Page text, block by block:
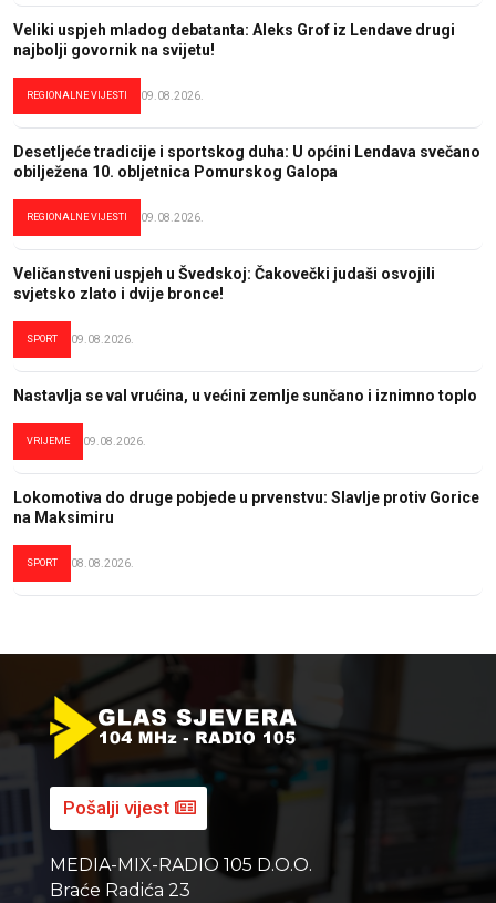
Veliki uspjeh mladog debatanta: Aleks Grof iz Lendave drugi
najbolji govornik na svijetu!
REGIONALNE VIJESTI 09.08.2026.
Desetljeće tradicije i sportskog duha: U općini Lendava svečano
obilježena 10. obljetnica Pomurskog Galopa
REGIONALNE VIJESTI 09.08.2026.
Veličanstveni uspjeh u Švedskoj: Čakovečki judaši osvojili
svjetsko zlato i dvije bronce!
SPORT 09.08.2026.
Nastavlja se val vrućina, u većini zemlje sunčano i iznimno toplo
VRIJEME 09.08.2026.
Lokomotiva do druge pobjede u prvenstvu: Slavlje protiv Gorice
na Maksimiru
SPORT 08.08.2026.
Pošalji vijest
MEDIA-MIX-RADIO 105 D.O.O.
Braće Radića 23